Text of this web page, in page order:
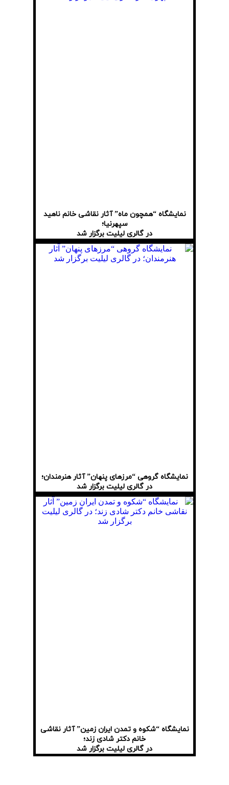
نمایشگاه “همچون ماه” آثار نقاشی خانم ناهید
سپهرنیا؛
در گالری لیلیت برگزار شد
نمایشگاه گروهی “مرزهای پنهان” آثار هنرمندان؛
در گالری لیلیت برگزار شد
نمایشگاه “شکوه و تمدن ایران زمین” آثار نقاشی
خانم دکتر شادی زند؛
در گالری لیلیت برگزار شد